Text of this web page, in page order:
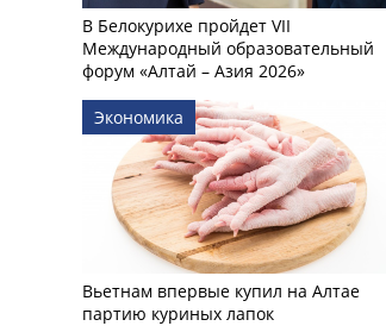
В Белокурихе пройдет VII
Международный образовательный
форум «Алтай – Азия 2026»
Экономика
Вьетнам впервые купил на Алтае
партию куриных лапок